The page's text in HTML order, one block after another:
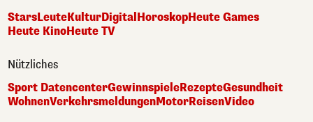
StarsLeuteKulturDigital HoroskopHeute Games
Heute KinoHeute TV
Nützliches
Sport DatencenterGewinnspieleRezepteGesundheit
WohnenVerkehrsmeldungenMotorReisenVideo